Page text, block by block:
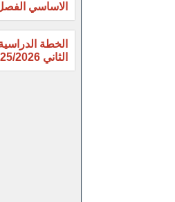
الاساسي الفصل
الخطة
الثاني 2025/2026م